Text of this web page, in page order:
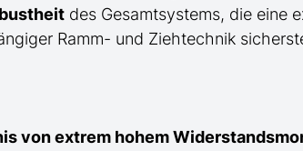
des Gesamtsystems, die eine
Ramm- und Ziehtechnik
von extrem hohem